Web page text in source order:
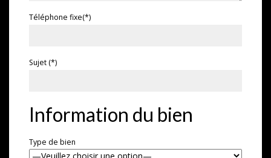
Téléphone fixe(*)
Sujet (*)
Information du bien
Type de bien